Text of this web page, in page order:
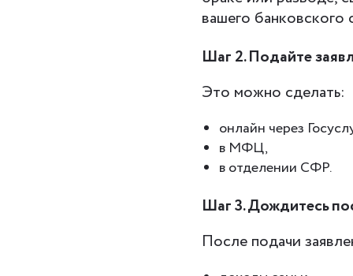
вашего
Шаг 2. Подайте
Это можно сделать:
онлайн через
в МФЦ,
в отделении СФР.
Шаг 3. Дождитесь
После подачи